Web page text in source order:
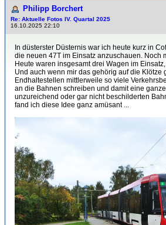
Philipp Borchert
Re: Aktuelle Fotos IV. Quartal 2025
16.10.2025 22:10
In düsterster Düsternis war ich heute kurz in
die neuen 47T im Einsatz anzuschauen. Noch
Heute waren insgesamt drei Wagen im
Und auch wenn mir das gehörig auf die Klötze
Endhaltestellen mittlerweile so viele
an die Bahnen schreiben und damit eine
unzureichend oder gar nicht beschilderten
fand ich diese Idee ganz amüsant ...